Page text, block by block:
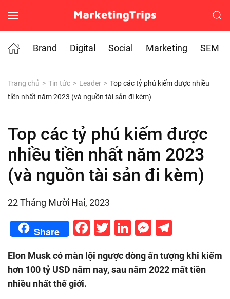
Skip to main content
Brand
Digital Social Marketing SEM
Trang chủ Tin tức Leader
Top các tỷ phú kiếm được nhiều
tiền nhất năm 2023 (và nguồn tài sản đi kèm)
Top các tỷ phú kiếm được
nhiều tiền nhất năm 2023
(và nguồn tài sản đi kèm)
22 Tháng Mười Hai, 2023
Share Facebook
Twitter
LinkedIn
Elon Musk có màn lội ngược dòng ấn tượng khi kiếm
hơn 100 tỷ USD năm nay, sau năm 2022 mất tiền
nhiều nhất thế giới.